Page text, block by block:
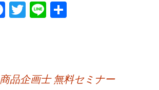
Fa T
Li
商品企画士 無料セミナー